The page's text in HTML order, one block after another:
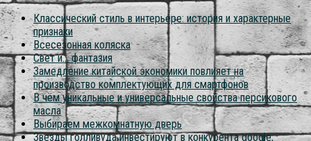
Классический стиль в интерьере: история и характерные
признаки
Всесезонная коляска
Свет и… фантазия
Замедление китайской экономики повлияет на
производство комплектующих для смартфонов
В чём уникальные и универсальные свойства персикового
масла
Выбираем межкомнатную дверь
Звезды голливуда инвестируют в конкурента google,